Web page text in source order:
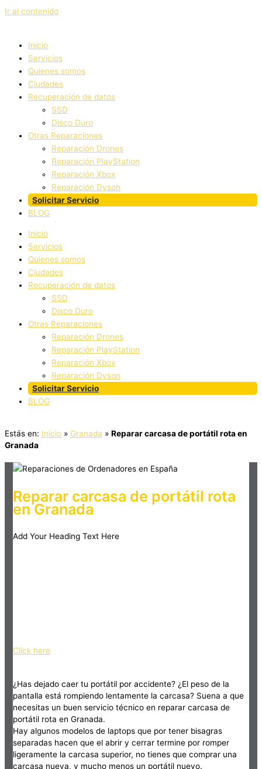
Ir al contenido
Inicio
Servicios
Quienes somos
Ciudades
Recuperación de datos
SSD
Disco Duro
Otras Reparaciones
Reparación Drones
Reparación PlayStation
Reparación Xbox
Reparación Dyson
Solicitar Servicio
BLOG
Inicio
Servicios
Quienes somos
Ciudades
Recuperación de datos
SSD
Disco Duro
Otras Reparaciones
Reparación Drones
Reparación PlayStation
Reparación Xbox
Reparación Dyson
Solicitar Servicio
BLOG
Estás en: Inicio » Granada » Reparar carcasa de portátil rota en
Granada
Reparar carcasa de portátil rota
en Granada
Add Your Heading Text Here
Click here
¿Has dejado caer tu portátil por accidente? ¿El peso de la
pantalla está rompiendo lentamente la carcasa? Suena a que
necesitas un buen servicio técnico en reparar carcasa de
portátil rota en Granada.
Hay algunos modelos de laptops que por tener bisagras
separadas hacen que el abrir y cerrar termine por romper
ligeramente la carcasa superior, no tienes que comprar una
carcasa nueva, y mucho menos un portátil nuevo.